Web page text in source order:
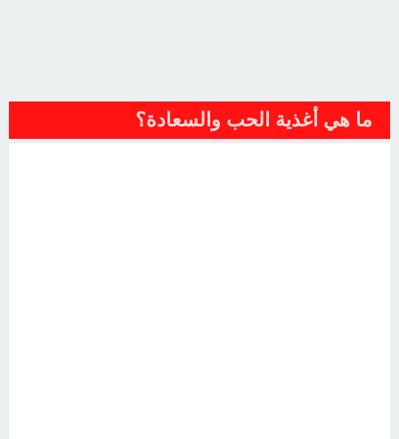
ما هي أغذية الحب والسعادة؟